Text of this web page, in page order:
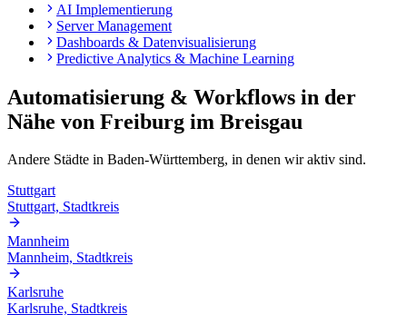
AI Implementierung
Server Management
Dashboards & Datenvisualisierung
Predictive Analytics & Machine Learning
Automatisierung & Workflows in der
Nähe von Freiburg im Breisgau
Andere Städte in Baden-Württemberg, in denen wir aktiv sind.
Stuttgart
Stuttgart, Stadtkreis
Mannheim
Mannheim, Stadtkreis
Karlsruhe
Karlsruhe, Stadtkreis